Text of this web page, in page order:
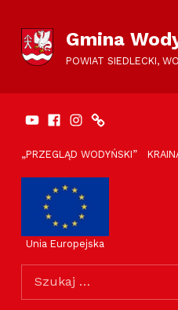
Gmina
POWIAT SIEDLECKI,
FACEBOOK
YouTube
Facebook
Instagram
SportSiedlce.pl
„PRZEGLĄD WODYŃSKI”
Unia Europejska
Szukaj dla: